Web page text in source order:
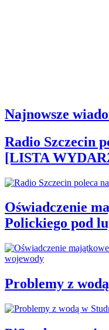
Najnowsze
Radio Szczecin
[LISTA
Oświadczenie
Polickiego pod
Problemy z